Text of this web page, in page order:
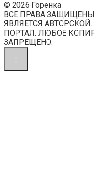
© 2026 Горенка
ВСЕ ПРАВА
ЯВЛЯЕТСЯ
ПОРТАЛ. ЛЮБОЕ
ЗАПРЕЩЕНО.